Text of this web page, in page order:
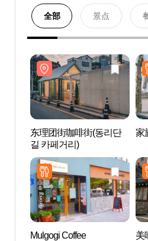
全部 景点
东理团街咖啡街(동리단
길 카페거리)
家
Mulgogi Coffee
美